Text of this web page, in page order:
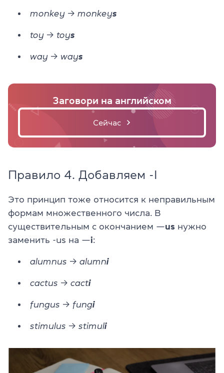
monkey → monkeys
toy → toys
way → ways
Заговори на английском
Сейчас
Правило 4. Добавляем -I
Это принцип тоже относится к неправильным
формам множественного числа. В
существительным с окончанием —us нужно
заменить -us на —i:
alumnus → alumni
cactus → cacti
fungus → fungi
stimulus → stimuli